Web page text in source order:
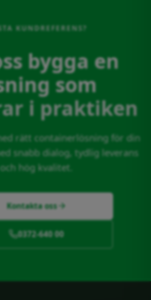
KUNDREFERENS?
bygga en
som
i praktiken
rätt containerlösning för din
snabb dialog, tydlig leverans
och hög kvalitet.
Kontakta oss
0372-640 00